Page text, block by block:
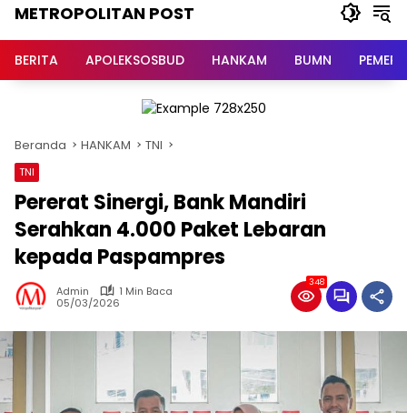
METROPOLITAN POST
BERITA APOLEKSOSBUD HANKAM BUMN
Beranda HANKAM TNI
TNI
Pererat Sinergi, Bank Mandiri
Serahkan 4.000 Paket Lebaran
kepada Paspampres
Admin
1 Min Baca
05/03/2026
348